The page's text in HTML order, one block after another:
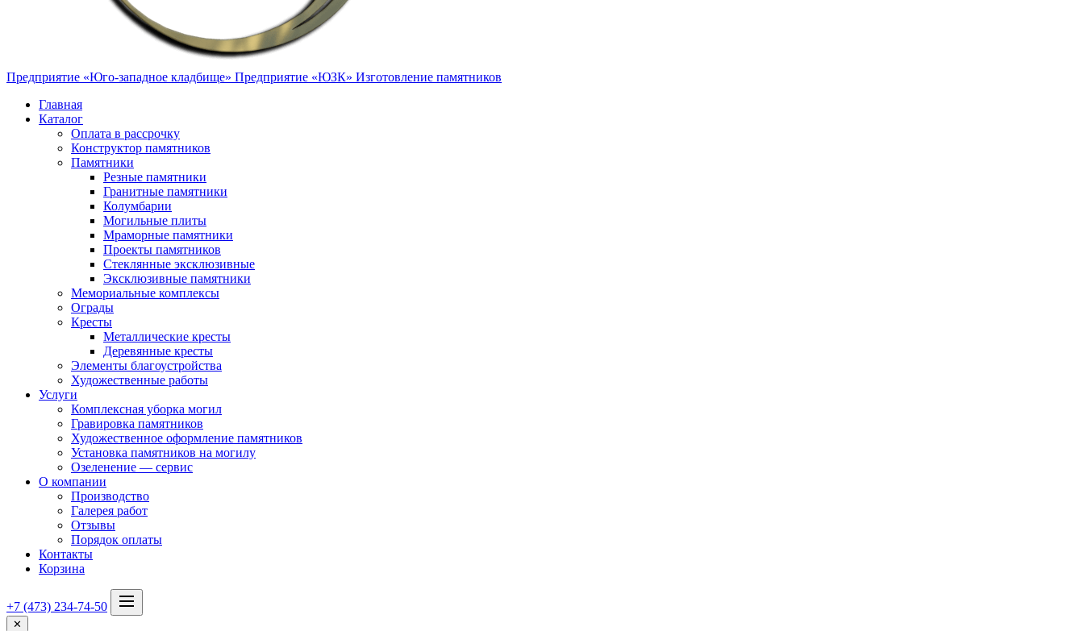
Предприятие «Юго-западное кладбище» Предприятие «ЮЗК» Изготовление памятников
Главная
Каталог
Оплата в рассрочку
Конструктор памятников
Памятники
Резные памятники
Гранитные памятники
Колумбарии
Могильные плиты
Мраморные памятники
Проекты памятников
Стеклянные эксклюзивные
Эксклюзивные памятники
Мемориальные комплексы
Ограды
Кресты
Металлические кресты
Деревянные кресты
Элементы благоустройства
Художественные работы
Услуги
Комплексная уборка могил
Гравировка памятников
Художественное оформление памятников
Установка памятников на могилу
Озеленение — сервис
О компании
Производство
Галерея работ
Отзывы
Порядок оплаты
Контакты
Корзина
+7 (473) 234-74-50
✕